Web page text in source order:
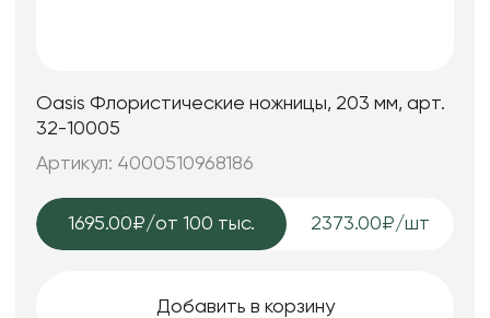
Oasis Флористические ножницы, 203 мм, арт.
32-10005
Артикул: 4000510968186
1695.00₽/от 100 тыс. 2373.00₽/шт
Добавить в корзину